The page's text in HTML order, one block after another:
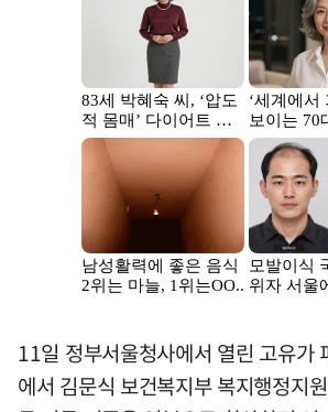
11일 정부서울청사에서 열린 고유가
에서 김문식 보건복지부 복지행정지